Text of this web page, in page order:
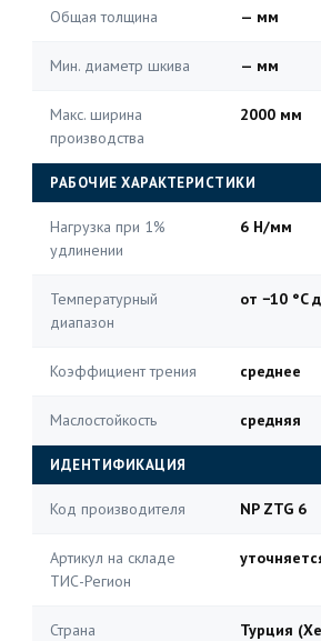
Общая толщина — мм
Мин. диаметр шкива — мм
Макс. ширина
производства
2000 мм
РАБОЧИЕ ХАРАКТЕРИСТИКИ
Нагрузка при 1%
удлинении
6 Н/мм
Температурный
диапазон
от −10 °C
Коэффициент трения среднее
Маслостойкость средняя
ИДЕНТИФИКАЦИЯ
Код производителя NP ZTG 6
Артикул на складе
ТИС-Регион
Страна
Турция